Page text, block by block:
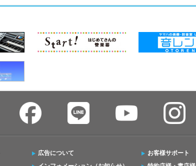
広告について
お客様サポート